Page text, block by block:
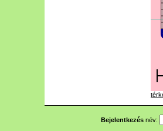
Bejelentkezés név: